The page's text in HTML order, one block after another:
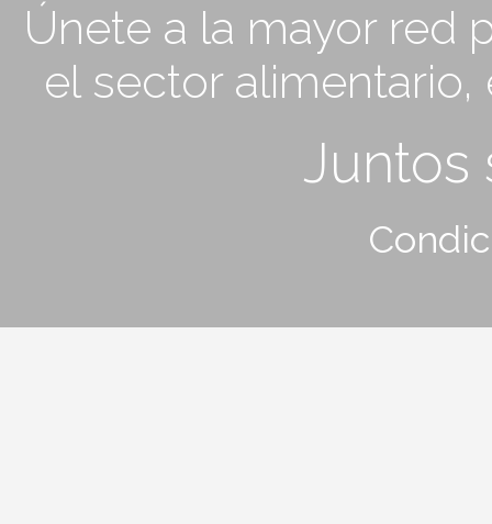
Únete a la mayor red
el sector
Juntos